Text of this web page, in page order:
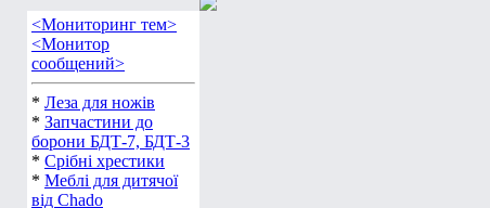
<Мониторинг тем>
<Монитор
сообщений>
* Леза для ножів
* Запчастини до
борони БДТ-7, БДТ-3
* Срібні хрестики
* Меблі для дитячої
від Chado